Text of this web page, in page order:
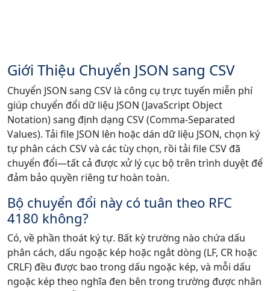
Giới Thiệu Chuyển JSON sang CSV
Chuyển JSON sang CSV là công cụ trực tuyến miễn phí
giúp chuyển đổi dữ liệu JSON (JavaScript Object
Notation) sang định dạng CSV (Comma-Separated
Values). Tải file JSON lên hoặc dán dữ liệu JSON, chọn ký
tự phân cách CSV và các tùy chọn, rồi tải file CSV đã
chuyển đổi—tất cả được xử lý cục bộ trên trình duyệt để
đảm bảo quyền riêng tư hoàn toàn.
Bộ chuyển đổi này có tuân theo RFC
4180 không?
Có, về phần thoát ký tự. Bất kỳ trường nào chứa dấu
phân cách, dấu ngoặc kép hoặc ngắt dòng (LF, CR hoặc
CRLF) đều được bao trong dấu ngoặc kép, và mỗi dấu
ngoặc kép theo nghĩa đen bên trong trường được nhân